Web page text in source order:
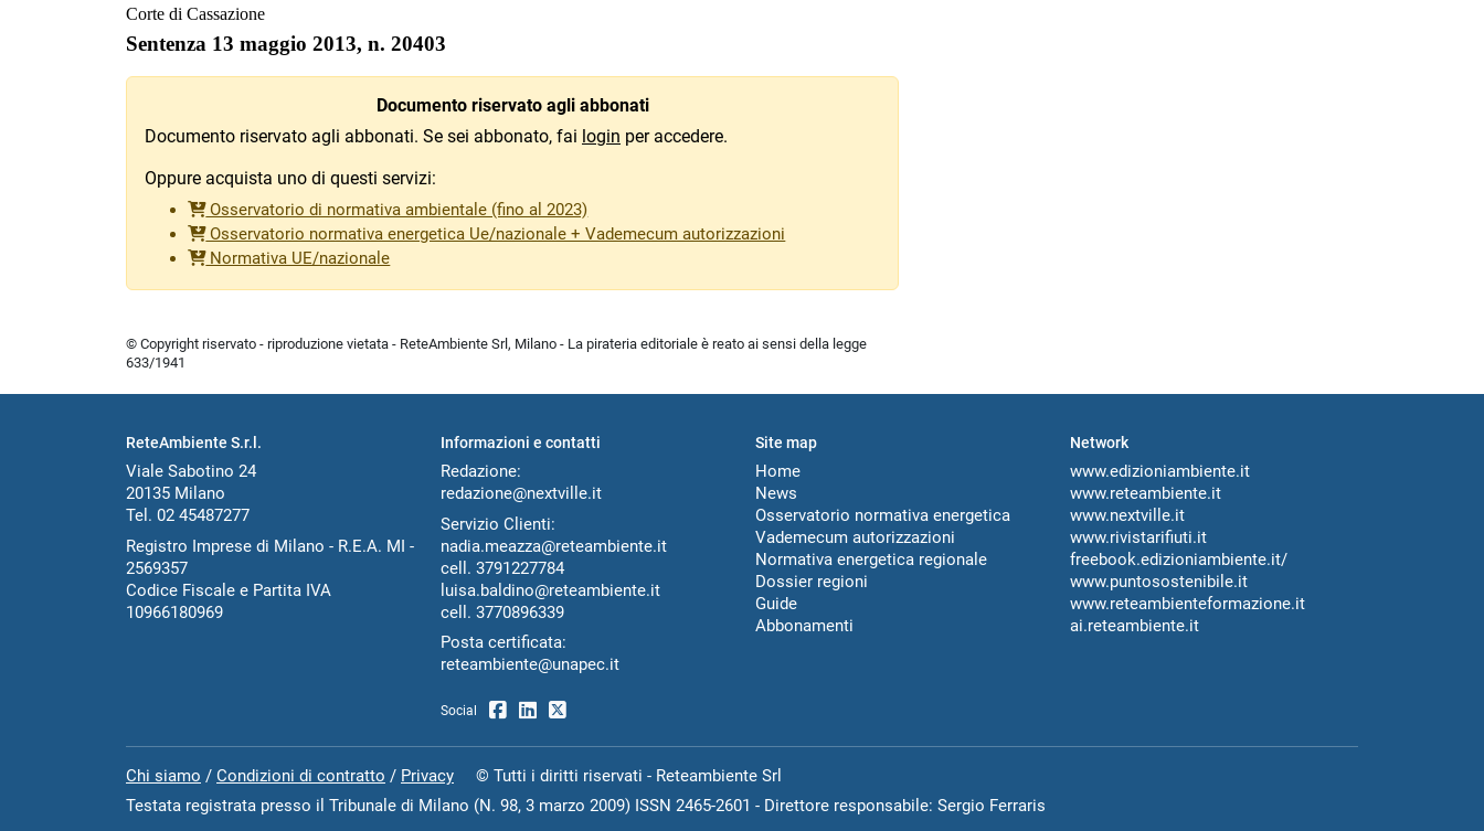
Corte di Cassazione
Sentenza 13 maggio 2013, n. 20403
Documento riservato agli abbonati
Documento riservato agli abbonati. Se sei abbonato, fai login per accedere.
Oppure acquista uno di questi servizi:
Osservatorio di normativa ambientale (fino al 2023)
Osservatorio normativa energetica Ue/nazionale + Vademecum autorizzazioni
Normativa UE/nazionale
© Copyright riservato - riproduzione vietata - ReteAmbiente Srl, Milano - La pirateria editoriale è reato ai sensi della legge
633/1941
ReteAmbiente S.r.l.
Viale Sabotino 24
20135 Milano
Tel. 02 45487277
Registro Imprese di Milano - R.E.A. MI -
2569357
Codice Fiscale e Partita IVA
10966180969
Informazioni e contatti
Redazione:
redazione@nextville.it
Servizio Clienti:
nadia.meazza@reteambiente.it
cell. 3791227784
luisa.baldino@reteambiente.it
cell. 3770896339
Posta certificata:
reteambiente@unapec.it
Social
Site map
Home
News
Osservatorio normativa energetica
Vademecum autorizzazioni
Normativa energetica regionale
Dossier regioni
Guide
Abbonamenti
Network
www.edizioniambiente.it
www.reteambiente.it
www.nextville.it
www.rivistarifiuti.it
freebook.edizioniambiente.it/
www.puntosostenibile.it
www.reteambienteformazione.it
ai.reteambiente.it
Chi siamo / Condizioni di contratto / Privacy © Tutti i diritti riservati - Reteambiente Srl
Testata registrata presso il Tribunale di Milano (N. 98, 3 marzo 2009) ISSN 2465-2601 - Direttore responsabile: Sergio Ferraris